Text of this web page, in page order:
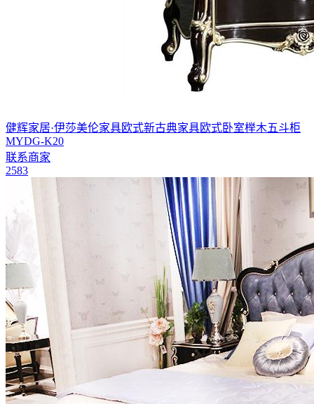
健辉家居·伊莎美伦家具欧式新古典家具欧式卧室榉木五斗柜
MYDG-K20
联系商家
2583